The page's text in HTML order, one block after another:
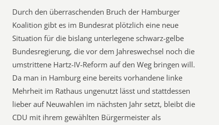
Durch den überraschenden Bruch der Hamburger
Koalition gibt es im Bundesrat plötzlich eine neue
Situation für die bislang unterlegene schwarz-gelbe
Bundesregierung, die vor dem Jahreswechsel noch die
umstrittene Hartz-IV-Reform auf den Weg bringen will.
Da man in Hamburg eine bereits vorhandene linke
Mehrheit im Rathaus ungenutzt lässt und stattdessen
lieber auf Neuwahlen im nächsten Jahr setzt, bleibt die
CDU mit ihrem gewählten Bürgermeister als